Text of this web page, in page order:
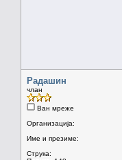
Радашин
члан
Ван мреже
Организација:
Име и презиме:
Струка: